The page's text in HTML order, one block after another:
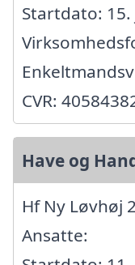
Startdato: 15.
CVR:
Have og
Hf Ny Løvhøj
Ansatte: